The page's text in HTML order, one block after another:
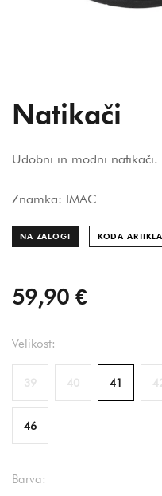
Natikači
Udobni in modni natikači.
Znamka: IMAC
NA ZALOGI KODA
59,90 €
Velikost:
39 40 41
46
Barva: